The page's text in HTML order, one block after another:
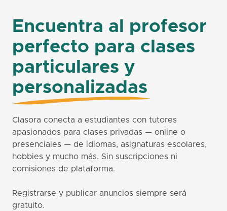
Encuentra al profesor
perfecto para clases
particulares y
personalizadas
Clasora conecta a estudiantes con tutores
apasionados para clases privadas — online o
presenciales — de idiomas, asignaturas escolares,
hobbies y mucho más. Sin suscripciones ni
comisiones de plataforma.
Registrarse y publicar anuncios siempre será
gratuito.